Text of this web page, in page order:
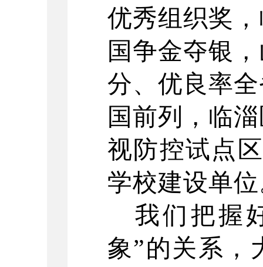
优秀组织奖
国争金夺银
分、优良率
国前列，临
视防控试点
学校建设单
我们把握
象”的关系，